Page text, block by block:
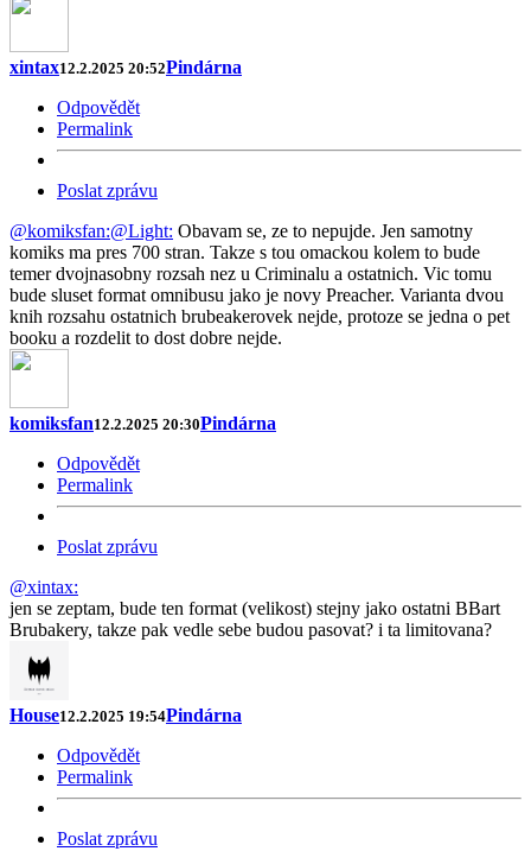
xintax12.2.2025 20:52Pindárna
Odpovědět
Permalink
Poslat zprávu
@komiksfan:@Light: Obavam se, ze to nepujde. Jen samotny
komiks ma pres 700 stran. Takze s tou omackou kolem to bude
temer dvojnasobny rozsah nez u Criminalu a ostatnich. Vic tomu
bude sluset format omnibusu jako je novy Preacher. Varianta dvou
knih rozsahu ostatnich brubeakerovek nejde, protoze se jedna o pet
booku a rozdelit to dost dobre nejde.
komiksfan12.2.2025 20:30Pindárna
Odpovědět
Permalink
Poslat zprávu
@xintax:
jen se zeptam, bude ten format (velikost) stejny jako ostatni BBart
Brubakery, takze pak vedle sebe budou pasovat? i ta limitovana?
House12.2.2025 19:54Pindárna
Odpovědět
Permalink
Poslat zprávu